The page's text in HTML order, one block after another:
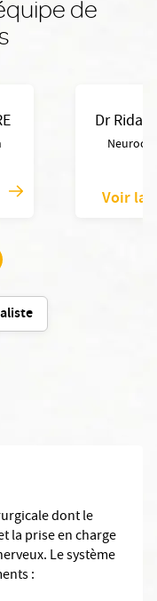
de
Dr Rida
Voir la
dont le
la prise en charge
Le système
: